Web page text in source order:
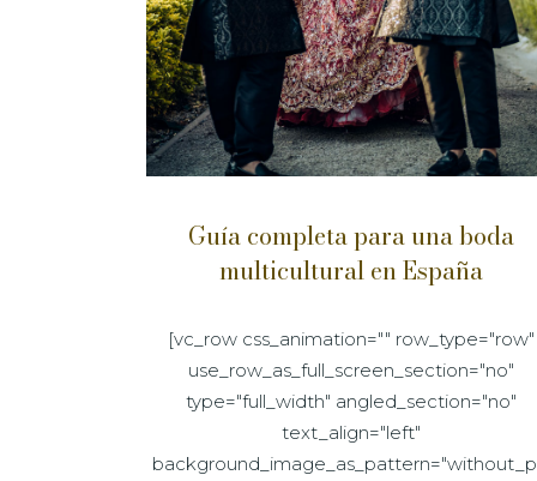
Guía completa para una boda
multicultural en España
[vc_row css_animation="" row_type="row"
use_row_as_full_screen_section="no"
type="full_width" angled_section="no"
text_align="left"